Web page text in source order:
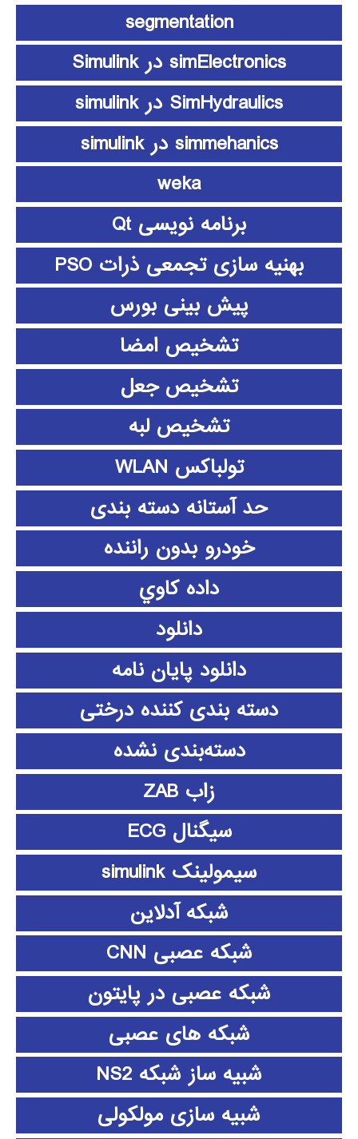
segmentation
simElectronics در Simulink
SimHydraulics در simulink
simmehanics در simulink
weka
برنامه نویسی Qt
بهنیه سازی تجمعی ذرات PSO
پیش بینی بورس
تشخیص امضا
تشخیص جعل
تشخیص لبه
تولباکس WLAN
حد آستانه دسته بندی
خودرو بدون راننده
داده كاوي
دانلود
دانلود پايان نامه
دسته بندی کننده درختی
دسته‌بندی نشده
زاب ZAB
سیگنال ECG
سیمولینک simulink
شبکه آدلاین
شبکه عصبی CNN
شبکه عصبی در پایتون
شبکه های عصبی
شبیه ساز شبکه NS2
شبیه سازی مولکولی